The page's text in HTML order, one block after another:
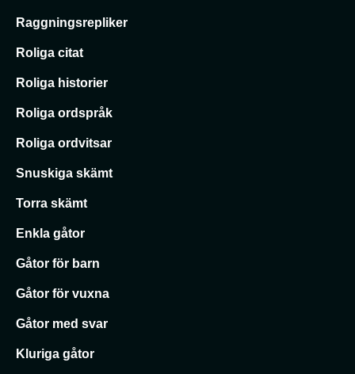
Raggningsrepliker
Roliga citat
Roliga historier
Roliga ordspråk
Roliga ordvitsar
Snuskiga skämt
Torra skämt
Enkla gåtor
Gåtor för barn
Gåtor för vuxna
Gåtor med svar
Kluriga gåtor